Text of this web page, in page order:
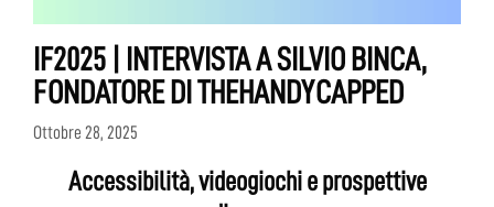
IF2025 | INTERVISTA A SILVIO BINCA,
FONDATORE DI THEHANDYCAPPED
Ottobre 28, 2025
Accessibilità, videogiochi e prospettive